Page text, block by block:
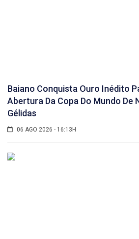
Baiano Conquista Ouro Inédito
Abertura Da Copa Do Mundo De
Gélidas
06 AGO 2026 - 16:13H